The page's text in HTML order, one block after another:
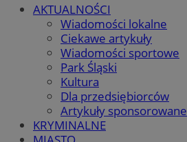
AKTUALNOŚCI
Wiadomości lokalne
Ciekawe artykuły
Wiadomości sportowe
Park Śląski
Kultura
Dla przedsiębiorców
Artykuły sponsorowane
KRYMINALNE